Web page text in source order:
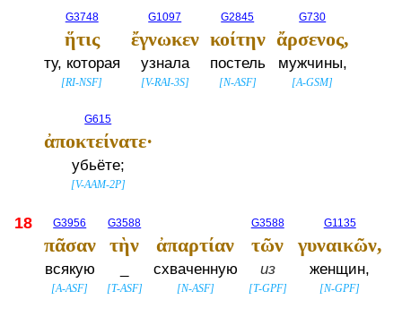
G3748
ἥτις
ту, которая
[RI-NSF]
G1097
ἔγνωκεν
узнала
[V-RAI-3S]
G2845
κοίτην
постель
[N-ASF]
G730
ἄρσενος,
мужчины,
[A-GSM]
G615
ἀποκτείνατε·
убьёте;
[V-AAM-2P]
18 G3956
πᾶσαν
всякую
[A-ASF]
G3588
τὴν
[T-ASF]
ἀπαρτίαν
схваченную
[N-ASF]
G3588
τῶν
из
[T-GPF]
G1135
γυναικῶν,
женщин,
[N-GPF]